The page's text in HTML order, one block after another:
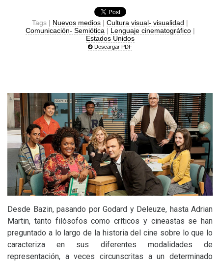
Tags | Nuevos medios | Cultura visual- visualidad |
Comunicación- Semiótica | Lenguaje cinematográfico|
Estados Unidos
Descargar PDF
Desde Bazin, pasando por Godard y Deleuze, hasta Adrian
Martin, tanto filósofos como críticos y cineastas se han
preguntado a lo largo de la historia del cine sobre lo que lo
caracteriza en sus diferentes modalidades de
representación, a veces circunscritas a un determinado